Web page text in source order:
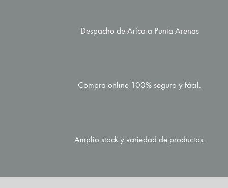
Despacho de Arica a Punta Arenas
Compra online 100% seguro y fácil.
Amplio stock y variedad de productos.